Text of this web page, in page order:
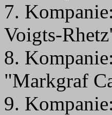
7.
Voigts-
8.
"Markgraf
9.